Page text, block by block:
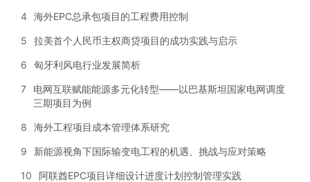
4 海外EPC总承包项目的工程费用控制
5 拉美首个人民币主权商贷项目的成功实践与启示
6 匈牙利风电行业发展简析
7
电网互联赋能能源多元化转型——以巴基斯坦国家电网调度
三期项目为例
8 海外工程项目成本管理体系研究
9 新能源视角下国际输变电工程的机遇、挑战与应对策略
10 阿联酋EPC项目详细设计进度计划控制管理实践